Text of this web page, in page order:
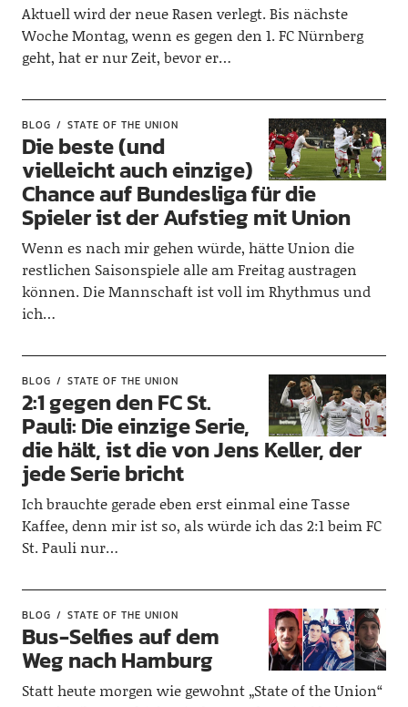
Aktuell wird der neue Rasen verlegt. Bis nächste
Woche Montag, wenn es gegen den 1. FC Nürnberg
geht, hat er nur Zeit, bevor er…
BLOG STATE OF THE UNION
Die beste (und
vielleicht auch einzige)
Chance auf Bundesliga für die
Spieler ist der Aufstieg mit Union
Wenn es nach mir gehen würde, hätte Union die
restlichen Saisonspiele alle am Freitag austragen
können. Die Mannschaft ist voll im Rhythmus und
ich…
BLOG STATE OF THE UNION
2:1 gegen den FC St.
Pauli: Die einzige Serie,
die hält, ist die von Jens Keller, der
jede Serie bricht
Ich brauchte gerade eben erst einmal eine Tasse
Kaffee, denn mir ist so, als würde ich das 2:1 beim FC
St. Pauli nur…
BLOG STATE OF THE UNION
Bus-Selfies auf dem
Weg nach Hamburg
Statt heute morgen wie gewohnt „State of the Union“